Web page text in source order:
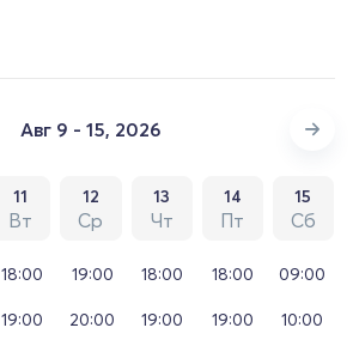
Авг 9 - 15, 2026
11
Вт
12
Ср
13
Чт
14
Пт
15
Сб
18:00
19:00
19:00
20:00
18:00
19:00
18:00
19:00
09:00
10:00